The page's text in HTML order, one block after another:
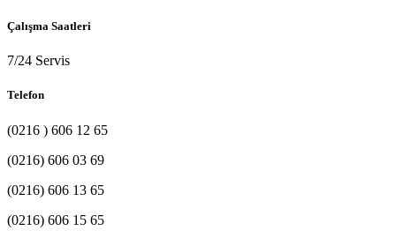
Çalışma Saatleri
7/24 Servis
Telefon
(0216 ) 606 12 65
(0216) 606 03 69
(0216) 606 13 65
(0216) 606 15 65